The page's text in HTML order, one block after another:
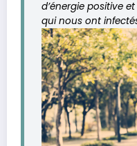
d’énergie positive
qui nous ont